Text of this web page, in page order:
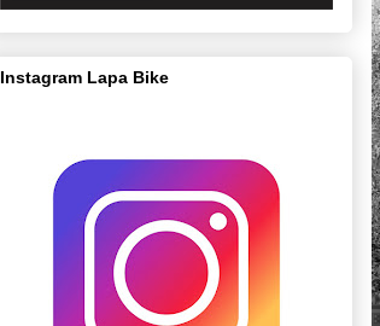
Instagram Lapa Bike